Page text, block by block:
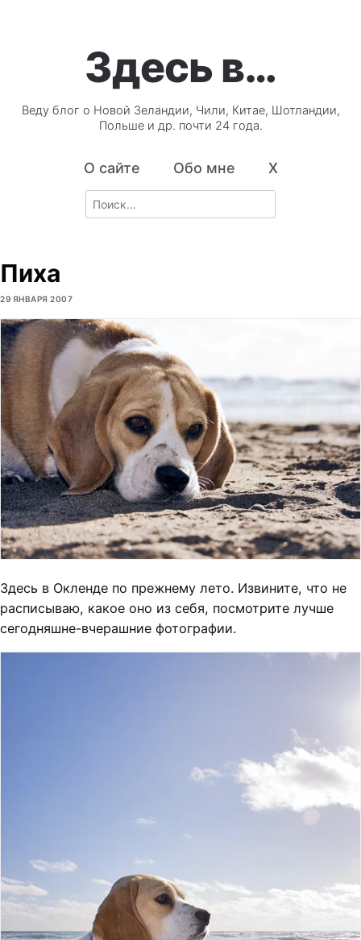
Здесь в…
Веду блог о Новой Зеландии, Чили, Китае, Шотландии,
Польше и др. почти 24 года.
О сайте Обо мне X
Search
for:
Пиха
29 ЯНВАРЯ 2007
Здесь в Окленде по прежнему лето. Извините, что не
расписываю, какое оно из себя, посмотрите лучше
сегодняшне-вчерашние фотографии.